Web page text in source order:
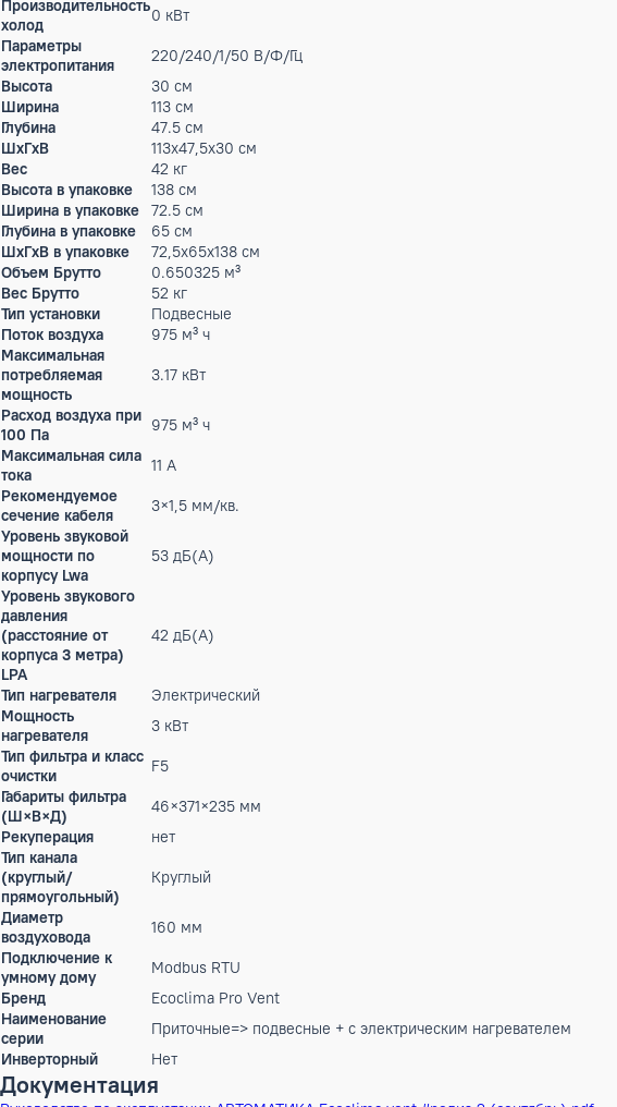
Особенности
управления (в
комплекте)
устройствами с помощью SCADA систем. -
пульте управления. -Недельное расписание -Плавная
поддержания оптимального воздухообмена. -Функция
температуры. -Журнал аварий
Гарантийный срок
производителя, год
2
Производительность
холод
0 кВт
Параметры
электропитания
220/240/1/50 В/Ф/Гц
Высота
30 см
Ширина
113 см
Глубина
47.5 см
ШxГxВ
113x47,5x30 см
Вес
Высота в упаковке 138 см
Ширина в упаковке
72.5 см
Глубина в упаковке
65 см
ШxГxВ в упаковке
Объем Брутто
0.650325 м³
Вес Брутто
Тип установки
Подвесные
Поток воздуха
Максимальная
потребляемая
мощность
Расход воздуха при
100 Па
Максимальная сила
тока
11 А
Рекомендуемое
сечение кабеля
3×1,5 мм/кв.
Уровень звуковой
мощности по
корпусу Lwa
Уровень звукового
давления
(расстояние от
корпуса 3 метра)
LPA
Тип нагревателя
Электрический
Мощность
нагревателя
3 кВт
Тип фильтра и класс
очистки
F5
Габариты фильтра
46×371×235 мм